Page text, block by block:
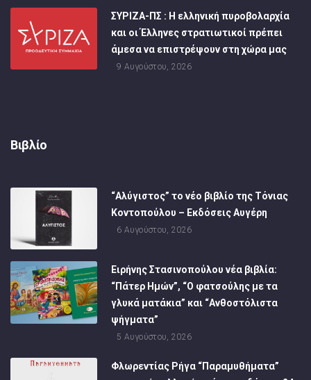
ΣΥΡΙΖΑ-ΠΣ : Η ελληνική πυροβολαρχία
και οι Έλληνες στρατιωτικοί πρέπει
άμεσα να επιστρέψουν στη χώρα μας
9 Αυγούστου, 2026
Βιβλίο
“Αλύγιστος” το νέο βιβλίο της Τόνιας
Κοντοπούλου – Εκδόσεις Αυγέρη
6 Αυγούστου, 2026
Ειρήνης Στασινοπούλου νέα βιβλία:
“Πάτερ Ημών”, “Ο φατσούλης με τα
γλυκά ματάκια” και “Ανθοστόλιστα
ψήγματα”
5 Αυγούστου, 2026
Φλωρεντίας Ρήγα “Παραμυθήματα”